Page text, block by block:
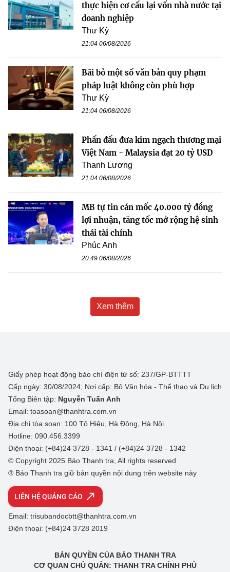
thực hiện cơ cấu lại vốn nhà nước tại
doanh nghiệp
Thư Kỳ
21:04 06/08/2026
Bãi bỏ một số văn bản quy phạm
pháp luật không còn phù hợp
Thư Kỳ
21:04 06/08/2026
Phấn đấu đưa kim ngạch thương mại
Việt Nam - Malaysia đạt 20 tỷ USD
Thanh Lương
21:04 06/08/2026
MB tự tin cán mốc 40.000 tỷ đồng
lợi nhuận, tăng tốc mở rộng hệ sinh
thái tài chính
Phúc Anh
20:49 06/08/2026
Xem thêm
Giấy phép hoạt động báo chí điện tử số: 237/GP-BTTTT
Cấp ngày: 30/08/2024; Nơi cấp: Bộ Văn hóa - Thể thao và Du lịch
Tổng Biên tập: Nguyễn Tuấn Anh
Email: toasoan@thanhtra.com.vn
Địa chỉ tòa soạn: 100 Tô Hiệu, Hà Đông, Hà Nội.
Hotline: 090.456.3399
Điện thoại: (+84)24 3728 - 1341 / (+84)24 3728 - 1342
© Copyright 2025 Báo Thanh tra, All rights reserved
® Báo Thanh tra giữ bản quyền nội dung trên website này
LIÊN HỆ QUẢNG CÁO
Email: trisubandocbtt@thanhtra.com.vn
Điện thoại: (+84)24 3728 2019
BẢN QUYỀN CỦA BÁO THANH TRA
CƠ QUAN CHỦ QUẢN: THANH TRA CHÍNH PHỦ